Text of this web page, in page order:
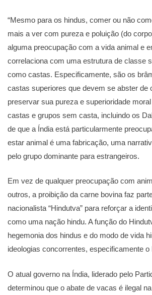
“Mesmo para os hindus, comer ou não
mais a ver com pureza e poluição (do
alguma preocupação com a vida animal e
correlaciona com uma estrutura de classe
como castas. Especificamente, são os
castas superiores que devem se abster de
preservar sua pureza e superioridade
castas e grupos sem casta, incluindo os
de que a Índia está particularmente
estar animal é uma fabricação, uma
pelo grupo dominante para estrangeiros.
Em vez de qualquer preocupação com
outros, a proibição da carne bovina faz
nacionalista “Hindutva” para reforçar a
como uma nação hindu. A função do
hegemonia dos hindus e do modo de vida
ideologias concorrentes, especificamente o
O atual governo na Índia, liderado pelo
determinou que o abate de vacas é ilegal